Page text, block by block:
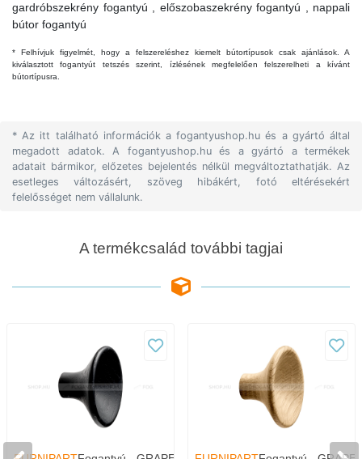
gardróbszekrény fogantyú , előszobaszekrény fogantyú , nappali
bútor fogantyú
* Felhívjuk figyelmét, hogy a felszereléshez kiemelt bútortípusok csak ajánlások. A
kiválasztott fogantyút tetszés szerint, ízlésének megfelelően felszerelheti a kívánt
bútortípusra.
* Az itt található információk a fogantyushop.hu és a gyártó által
megadott adatok. A fogantyushop.hu és a gyártó a termékek
adatait bármikor, előzetes bejelentés nélkül megváltoztathatják. Az
esetleges változásért, szöveg hibákért, fotó eltérésekért
felelősséget nem vállalunk.
A termékcsalád további tagjai